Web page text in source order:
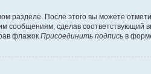
разделе. После этого вы можете
сообщениям, сделав
флажок Присоединить подпись в